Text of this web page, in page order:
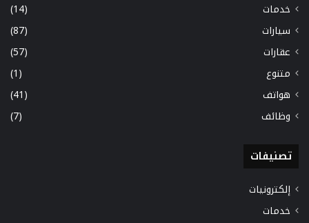
خدمات
(14)
سيارات
(87)
عقارات
(57)
متنوع
(1)
هواتف
(41)
وظائف
(7)
تصنيفات
إلكترونيات
خدمات